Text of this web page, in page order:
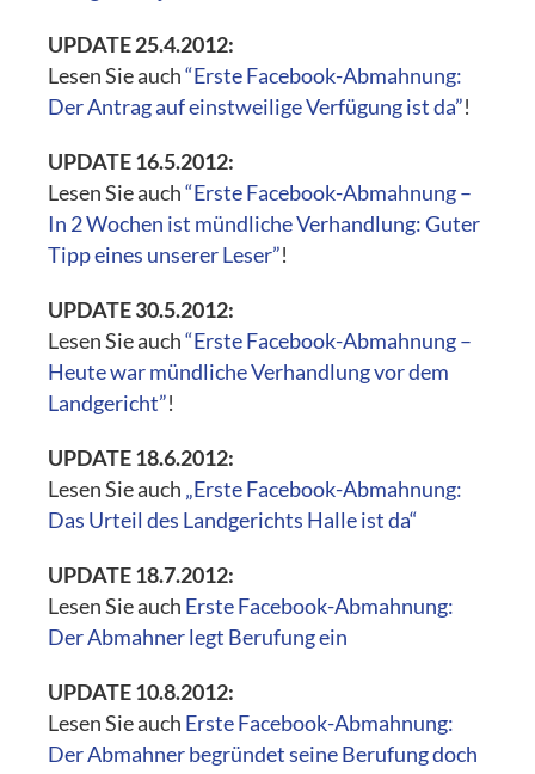
UPDATE 25.4.2012:
Lesen Sie auch“Erste Facebook-Abmahnung:
Der Antrag auf einstweilige Verfügung ist da”!
UPDATE 16.5.2012:
Lesen Sie auch“Erste Facebook-Abmahnung –
In 2 Wochen ist mündliche Verhandlung: Guter
Tipp eines unserer Leser”!
UPDATE 30.5.2012:
Lesen Sie auch“Erste Facebook-Abmahnung –
Heute war mündliche Verhandlung vor dem
Landgericht”!
UPDATE 18.6.2012:
Lesen Sie auch „Erste Facebook-Abmahnung:
Das Urteil des Landgerichts Halle ist da“
UPDATE 18.7.2012:
Lesen Sie auch Erste Facebook-Abmahnung:
Der Abmahner legt Berufung ein
UPDATE 10.8.2012:
Lesen Sie auch Erste Facebook-Abmahnung:
Der Abmahner begründet seine Berufung doch